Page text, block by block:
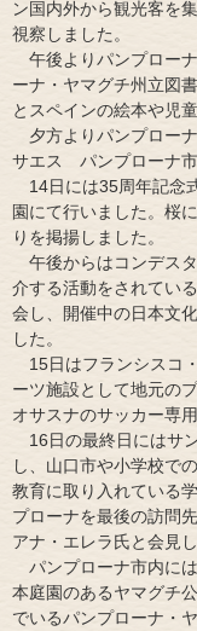
ン国内外から観光客を
視察しました。
午後よりパンプロー
ーナ・ヤマグチ州立図
とスペインの絵本や児
夕方よりパンプロー
サエス パンプローナ市
14日には35周年記念
園にて行いました。桜
りを掲揚しました。
午後からはコンデス
介する活動をされてい
会し、開催中の日本文
した。
15日はフランシスコ
ーツ施設として地元の
オサスナのサッカー専
16日の最終日にはサ
し、山口市や小学校で
教育に取り入れている
プローナを最後の訪問
アナ・エレラ氏と会見し
パンプローナ市内に
本庭園のあるヤマグチ
でいるパンプローナ・